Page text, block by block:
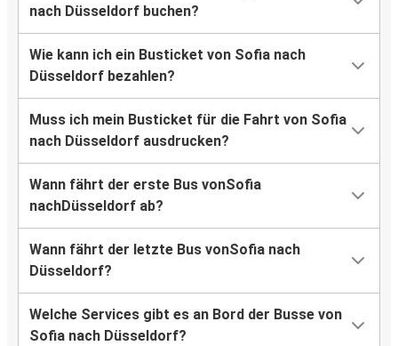
nach Düsseldorf buchen?
Wie kann ich ein Busticket von Sofia nach
Düsseldorf bezahlen?
Muss ich mein Busticket für die Fahrt von Sofia
nach Düsseldorf ausdrucken?
Wann fährt der erste Bus vonSofia
nachDüsseldorf ab?
Wann fährt der letzte Bus vonSofia nach
Düsseldorf?
Welche Services gibt es an Bord der Busse von
Sofia nach Düsseldorf?